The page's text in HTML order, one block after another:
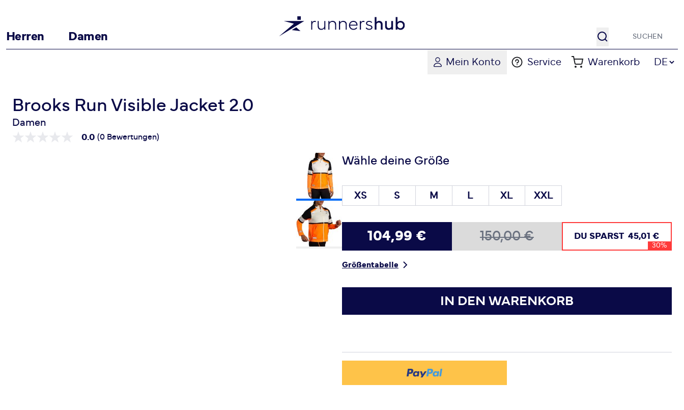
Herren Damen Suche
Mein Konto Service Warenkorb Sprache
DE
Run Visible Jacket 2.0
Brooks Run Visible Jacket 2.0
Damen
0.0 (0 Bewertungen)
Wähle deine Größe
XS S M L XL XXL
104,99 € 150,00 € DU SPARST 45,01 €
30%
Größentabelle
IN DEN WARENKORB